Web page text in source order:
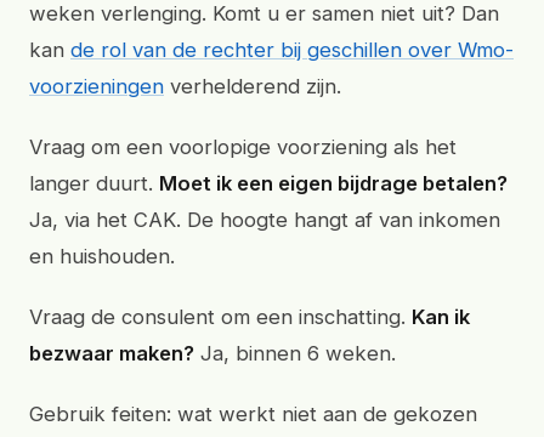
weken verlenging. Komt u er samen niet uit? Dan
kan de rol van de rechter bij geschillen over Wmo-
voorzieningen verhelderend zijn.
Vraag om een voorlopige voorziening als het
langer duurt. Moet ik een eigen bijdrage betalen?
Ja, via het CAK. De hoogte hangt af van inkomen
en huishouden.
Vraag de consulent om een inschatting. Kan ik
bezwaar maken? Ja, binnen 6 weken.
Gebruik feiten: wat werkt niet aan de gekozen